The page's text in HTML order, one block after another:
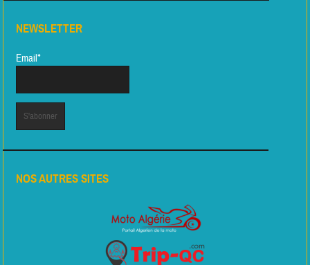
NEWSLETTER
Email*
NOS AUTRES SITES